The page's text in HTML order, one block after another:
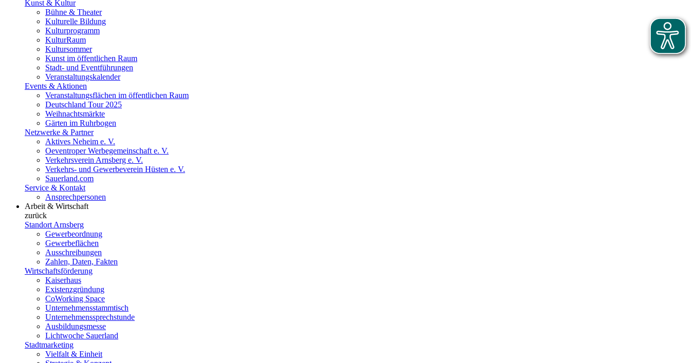
Kunst & Kultur
Bühne & Theater
Kulturelle Bildung
Kulturprogramm
KulturRaum
Kultursommer
Kunst im öffentlichen Raum
Stadt- und Eventführungen
Veranstaltungskalender
Events & Aktionen
Veranstaltungsflächen im öffentlichen Raum
Deutschland Tour 2025
Weihnachtsmärkte
Gärten im Ruhrbogen
Netzwerke & Partner
Aktives Neheim e. V.
Oeventroper Werbegemeinschaft e. V.
Verkehrsverein Arnsberg e. V.
Verkehrs- und Gewerbeverein Hüsten e. V.
Sauerland.com
Service & Kontakt
Ansprechpersonen
Arbeit & Wirtschaft
zurück
Standort Arnsberg
Gewerbeordnung
Gewerbeflächen
Ausschreibungen
Zahlen, Daten, Fakten
Wirtschaftsförderung
Kaiserhaus
Existenzgründung
CoWorking Space
Unternehmensstammtisch
Unternehmenssprechstunde
Ausbildungsmesse
Lichtwoche Sauerland
Stadtmarketing
Vielfalt & Einheit